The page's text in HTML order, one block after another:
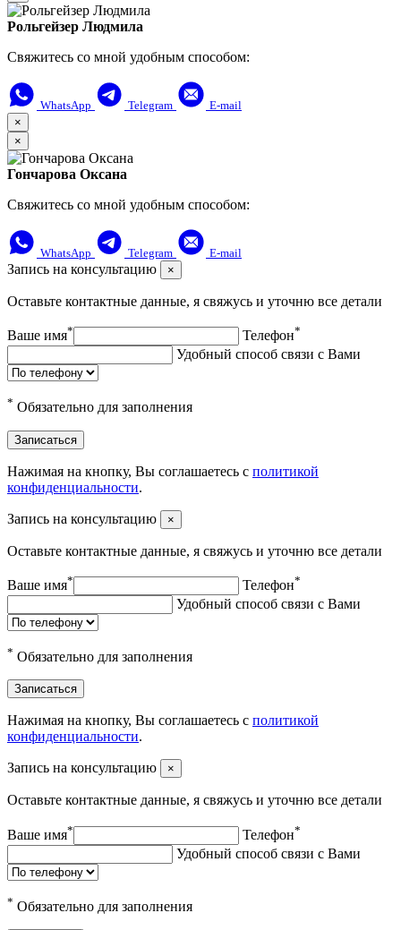
Рольгейзер Людмила
Свяжитесь со мной удобным способом:
WhatsApp Telegram
E-mail
×
×
Гончарова Оксана
Свяжитесь со мной удобным способом:
WhatsApp Telegram E-mail
Запись на консультацию ×
Оставьте контактные данные, я свяжусь и уточню все детали
Ваше имя* Телефон*
Удобный способ связи с Вами
* Обязательно для заполнения
Записаться
Нажимая на кнопку, Вы соглашаетесь с политикой
конфиденциальности.
Запись на консультацию ×
Оставьте контактные данные, я свяжусь и уточню все детали
Ваше имя* Телефон*
Удобный способ связи с Вами
* Обязательно для заполнения
Записаться
Нажимая на кнопку, Вы соглашаетесь с политикой
конфиденциальности.
Запись на консультацию ×
Оставьте контактные данные, я свяжусь и уточню все детали
Ваше имя* Телефон*
Удобный способ связи с Вами
* Обязательно для заполнения